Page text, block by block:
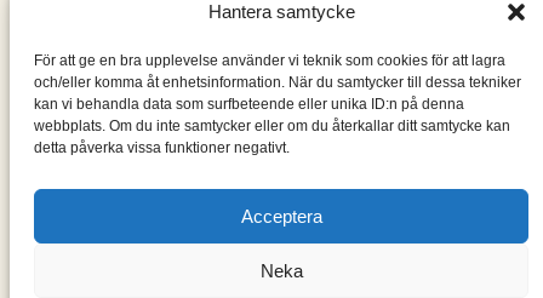
Hantera samtycke
För att ge en bra upplevelse använder vi teknik som cookies för att lagra
och/eller komma åt enhetsinformation. När du samtycker till dessa tekniker
kan vi behandla data som surfbeteende eller unika ID:n på denna
webbplats. Om du inte samtycker eller om du återkallar ditt samtycke kan
detta påverka vissa funktioner negativt.
Acceptera
Neka
Om mig & om bloggen
S
ö
k